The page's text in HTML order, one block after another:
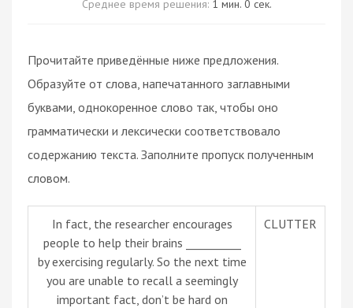
Среднее время решения: 1 мин. 0 сек.
Прочитайте приведённые ниже предложения.
Образуйте от слова, напечатанного заглавными
буквами, однокоренное слово так, чтобы оно
грамматически и лексически соответствовало
содержанию текста. Заполните пропуск полученным
словом.
In fact, the researcher encourages
people to help their brains __________
by exercising regularly. So the next time
you are unable to recall a seemingly
important fact, don’t be hard on
CLUTTER